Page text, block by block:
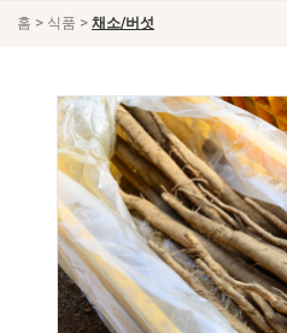
홈 > 식품 > 채소/버섯